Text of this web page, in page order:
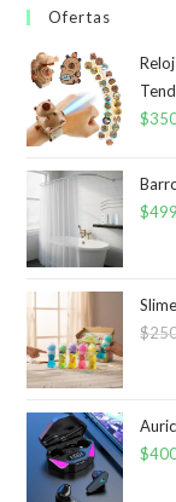
Ofertas
$
$
$
$